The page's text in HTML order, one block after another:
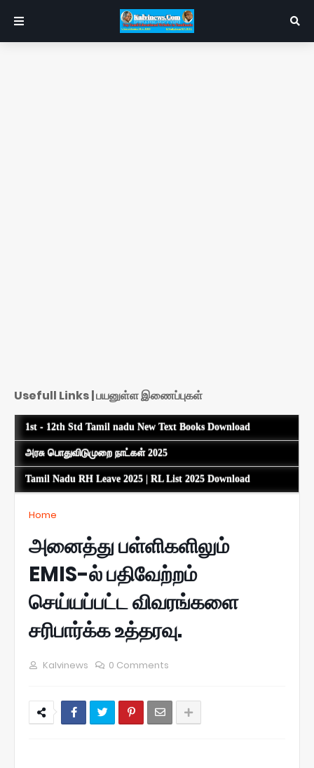
Usefull Links | பயனுள்ள இணைப்புகள்
1st - 12th Std Tamil nadu New Text Books Download
அரசு பொதுவிடுமுறை நாட்கள் 2025
Tamil Nadu RH Leave 2025 | RL List 2025 Download
Home
அனைத்து பள்ளிகளிலும்
EMIS-ல் பதிவேற்றம்
செய்யப்பட்ட விவரங்களை
சரிபார்க்க உத்தரவு.
Kalvinews 0 Comments